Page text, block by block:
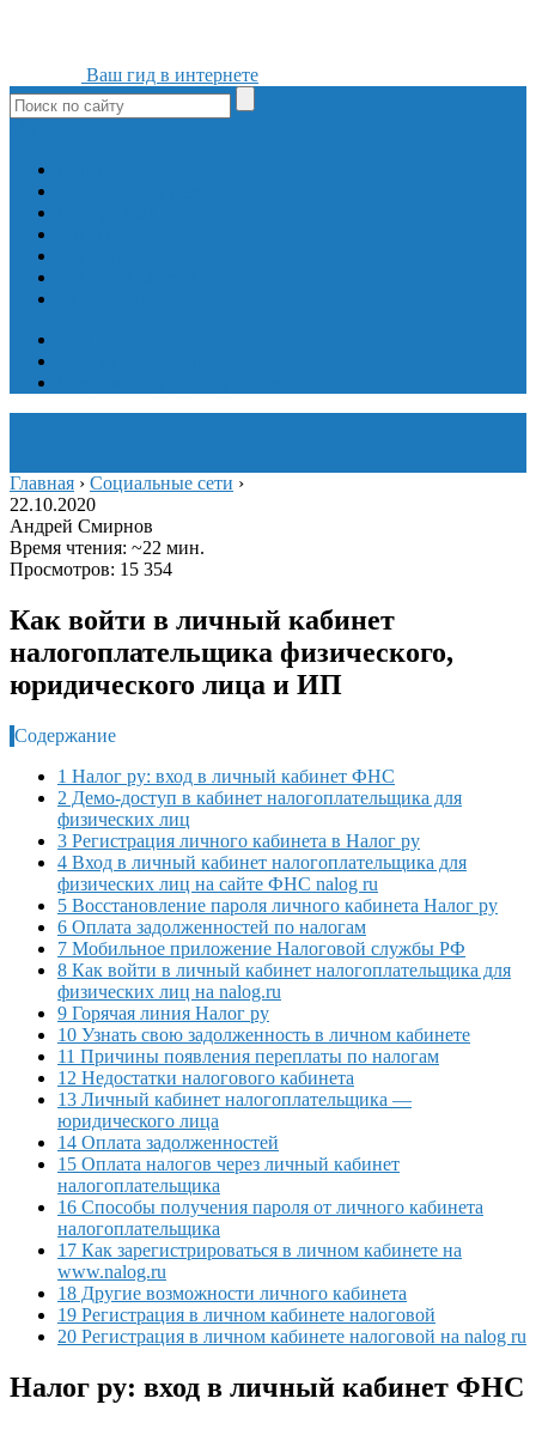
Ваш гид в интернете
Главная › Социальные сети ›
22.10.2020
Андрей Смирнов
Время чтения: ~22 мин.
Просмотров: 15 354
Как войти в личный кабинет
налогоплательщика физического,
юридического лица и ИП
Содержание
1 Налог ру: вход в личный кабинет ФНС
2 Демо-доступ в кабинет налогоплательщика для
физических лиц
3 Регистрация личного кабинета в Налог ру
4 Вход в личный кабинет налогоплательщика для
физических лиц на сайте ФНС nalog ru
5 Восстановление пароля личного кабинета Налог ру
6 Оплата задолженностей по налогам
7 Мобильное приложение Налоговой службы РФ
8 Как войти в личный кабинет налогоплательщика для
физических лиц на nalog.ru
9 Горячая линия Налог ру
10 Узнать свою задолженность в личном кабинете
11 Причины появления переплаты по налогам
12 Недостатки налогового кабинета
13 Личный кабинет налогоплательщика —
юридического лица
14 Оплата задолженностей
15 Оплата налогов через личный кабинет
налогоплательщика
16 Способы получения пароля от личного кабинета
налогоплательщика
17 Как зарегистрироваться в личном кабинете на
www.nalog.ru
18 Другие возможности личного кабинета
19 Регистрация в личном кабинете налоговой
20 Регистрация в личном кабинете налоговой на nalog ru
Налог ру: вход в личный кабинет ФНС